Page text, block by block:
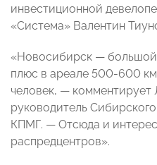
инвестиционной
«Система» Валентин
«Новосибирск —
плюс в ареале 500-600
человек, — комментирует
руководитель
КПМГ. — Отсюда и
распредцентров».